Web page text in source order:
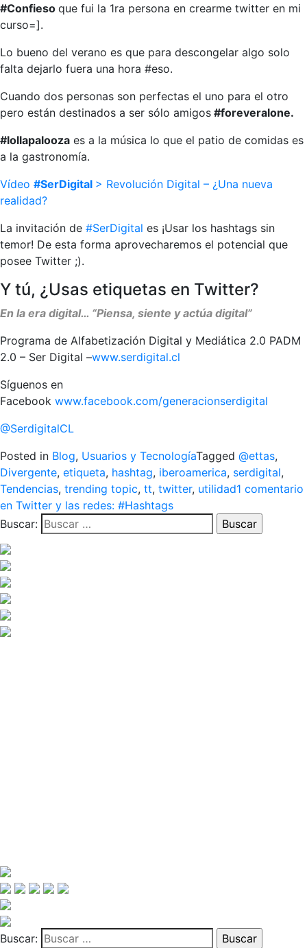
#Confieso que fui la 1ra persona en crearme twitter en mi
curso=].
Lo bueno del verano es que para descongelar algo solo
falta dejarlo fuera una hora #eso.
Cuando dos personas son perfectas el uno para el otro
pero están destinados a ser sólo amigos #foreveralone.
#lollapalooza es a la música lo que el patio de comidas es
a la gastronomía.
Vídeo #SerDigital > Revolución Digital – ¿Una nueva
realidad?
La invitación de #SerDigital es ¡Usar los hashtags sin
temor! De esta forma aprovecharemos el potencial que
posee Twitter ;).
Y tú, ¿Usas etiquetas en Twitter?
En la era digital… “Piensa, siente y actúa digital”
Programa de Alfabetización Digital y Mediática 2.0 PADM
2.0 – Ser Digital –www.serdigital.cl
Síguenos en
Facebook www.facebook.com/generacionserdigital
@SerdigitalCL
Posted in Blog, Usuarios y TecnologíaTagged @ettas,
Divergente, etiqueta, hashtag, iberoamerica, serdigital,
Tendencias, trending topic, tt, twitter, utilidad1 comentario
en Twitter y las redes: #Hashtags
Buscar:
Buscar: